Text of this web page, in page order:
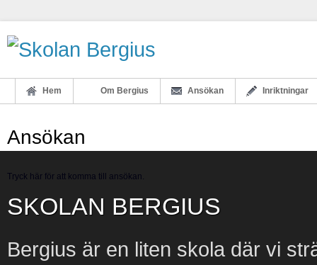
Hem Om Bergius Ansökan Inriktningar
Ansökan
Tryck här för att komma till ansökan.
SKOLAN BERGIUS
Bergius är en liten skola där vi